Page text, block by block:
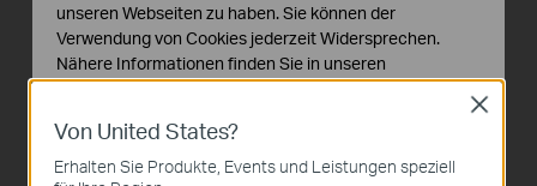
Neue Funktionen und Verbesserungen:
1. Optimiertes Wiedergabemodul.
2. Unterstützung für benutzerdefinierte
4. Optimiertes Gerätekarten- und Design-Tool-Modul.
Gerätewartungsverlauf hinzugefügt.
Von United States?
Erhalten Sie Produkte, Events und Leistungen speziell
Close
unseren Webseiten zu haben. Sie können der
Verwendung von Cookies jederzeit Widersprechen.
Nähere Informationen finden Sie in unseren
Datenschutzhinweisen.
Notwendige Cookies
Diese Cookies sind zur Funktion der Website
erforderlich und können in Ihren Systemen nicht